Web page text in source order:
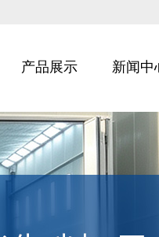
产品展示 新闻中